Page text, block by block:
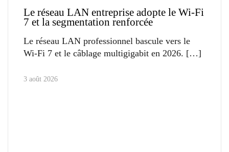
Le réseau LAN entreprise adopte le Wi-Fi
7 et la segmentation renforcée
Le réseau LAN professionnel bascule vers le
Wi-Fi 7 et le câblage multigigabit en 2026.
3 août 2026